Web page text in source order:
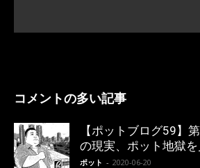
コメントの多い記事
【ポットブログ59】
の現実、ポット地獄を
ポット - 2020-06-20